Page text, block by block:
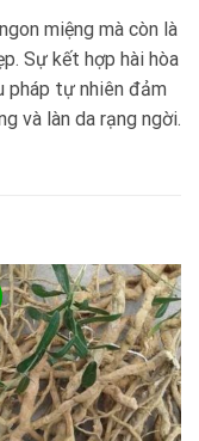
miệng mà còn là
Sự kết hợp hài hòa
pháp tự nhiên đảm
và làn da rạng ngời.